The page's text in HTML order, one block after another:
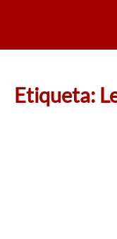
Etiqueta: